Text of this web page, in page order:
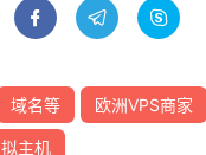
  
域名等 欧洲VPS商家
主机